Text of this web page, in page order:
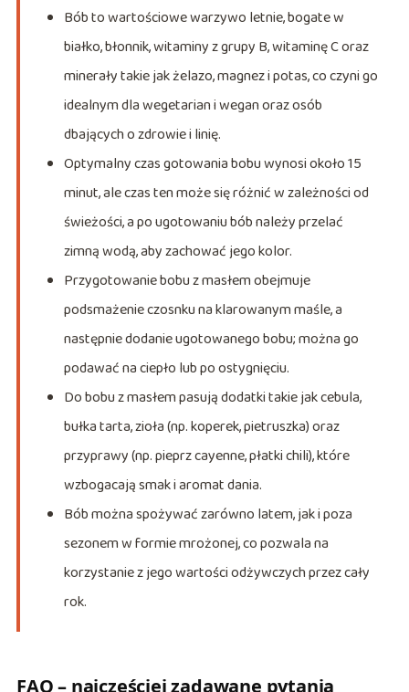
Bób to wartościowe warzywo letnie, bogate w
białko, błonnik, witaminy z grupy B, witaminę C oraz
minerały takie jak żelazo, magnez i potas, co czyni go
idealnym dla wegetarian i wegan oraz osób
dbających o zdrowie i linię.
Optymalny czas gotowania bobu wynosi około 15
minut, ale czas ten może się różnić w zależności od
świeżości, a po ugotowaniu bób należy przelać
zimną wodą, aby zachować jego kolor.
Przygotowanie bobu z masłem obejmuje
podsmażenie czosnku na klarowanym maśle, a
następnie dodanie ugotowanego bobu; można go
podawać na ciepło lub po ostygnięciu.
Do bobu z masłem pasują dodatki takie jak cebula,
bułka tarta, zioła (np. koperek, pietruszka) oraz
przyprawy (np. pieprz cayenne, płatki chili), które
wzbogacają smak i aromat dania.
Bób można spożywać zarówno latem, jak i poza
sezonem w formie mrożonej, co pozwala na
korzystanie z jego wartości odżywczych przez cały
rok.
FAQ – najczęściej zadawane pytania